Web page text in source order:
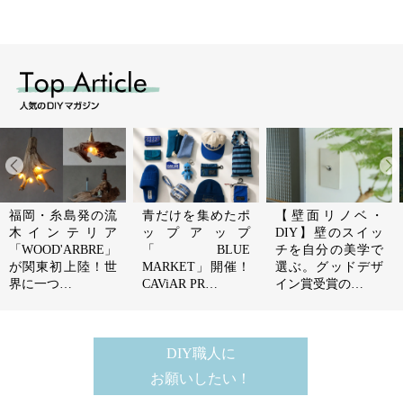
福岡・糸島発の流
木インテリア
「WOOD'ARBRE」
が関東初上陸！世
界に一つ…
青だけを集めたポ
ップアップ
「BLUE
MARKET」開催！
CAViAR PR…
【壁面リノベ・
DIY】壁のスイッ
チを自分の美学で
選ぶ。グッドデザ
イン賞受賞の…
DIY職人に
お願いしたい！